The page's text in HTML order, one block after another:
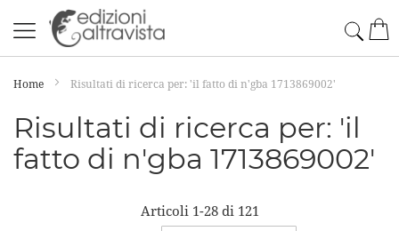
al
contenuto
Home Risultati di ricerca per: 'il fatto di n'gba 1713869002'
Risultati di ricerca per: 'il
fatto di n'gba 1713869002'
Articoli 1-28di 121